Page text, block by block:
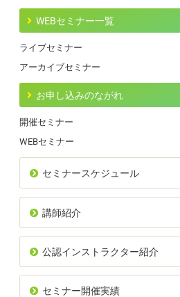
WEBセミナー一覧
ライブセミナー
アーカイブセミナー
お申し込みのながれ
開催セミナー
WEBセミナー
セミナースケジュール
講師紹介
公認インストラクター紹介
セミナー開催実績